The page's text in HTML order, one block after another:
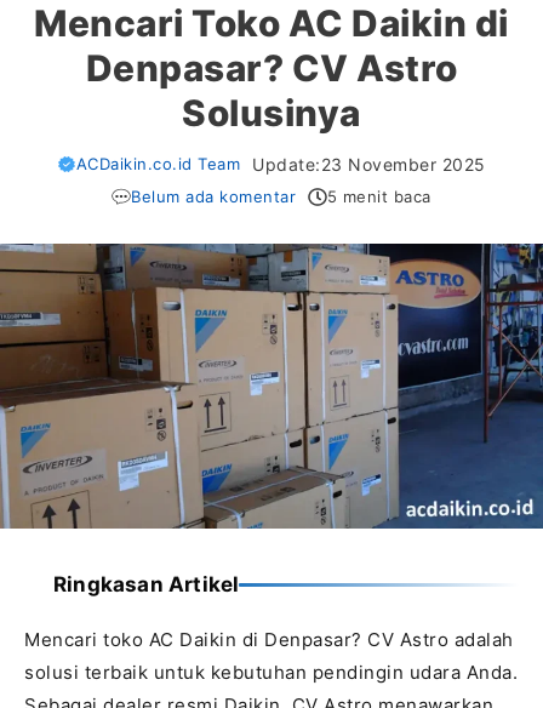
Mencari Toko AC Daikin di
Denpasar? CV Astro
Solusinya
ACDaikin.co.id Team Update:23 November 2025
Belum ada komentar 5 menit baca
Ringkasan Artikel
Mencari toko AC Daikin di Denpasar? CV Astro adalah
solusi terbaik untuk kebutuhan pendingin udara Anda.